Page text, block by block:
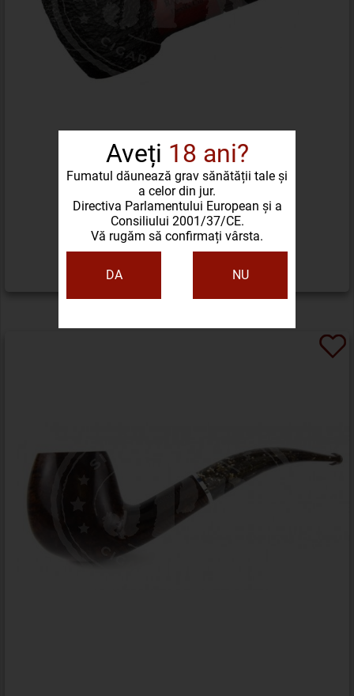
Aveți 18 ani?
Fumatul dăunează grav sănătății tale și
a celor din jur.
Directiva Parlamentului European și a
Consiliului 2001/37/CE.
Vă rugăm să confirmați vârsta.
DA NU
PIPA DEVIL'S CUT RATTRAY
525,69 LEI